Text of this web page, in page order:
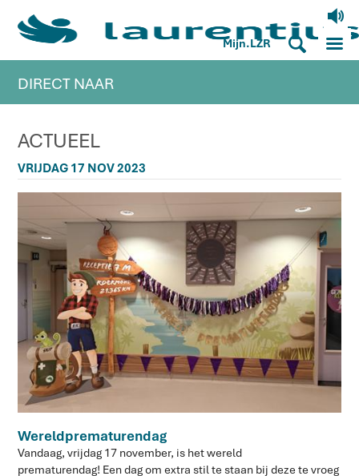
V
Mijn.LZR S M
DIRECT NAAR
ACTUEEL
VRIJDAG 17 NOV 2023
Wereldprematurendag
Vandaag, vrijdag 17 november, is het wereld
prematurendag! Een dag om extra stil te staan bij deze te vroeg